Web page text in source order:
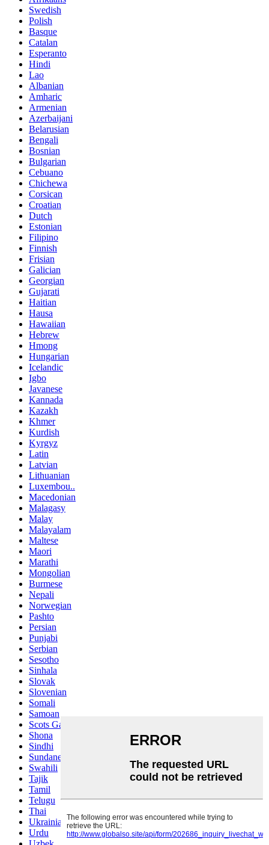
Swedish
Polish
Basque
Catalan
Esperanto
Hindi
Lao
Albanian
Amharic
Armenian
Azerbaijani
Belarusian
Bengali
Bosnian
Bulgarian
Cebuano
Chichewa
Corsican
Croatian
Dutch
Estonian
Filipino
Finnish
Frisian
Galician
Georgian
Gujarati
Haitian
Hausa
Hawaiian
Hebrew
Hmong
Hungarian
Icelandic
Igbo
Javanese
Kannada
Kazakh
Khmer
Kurdish
Kyrgyz
Latin
Latvian
Lithuanian
Luxembou..
Macedonian
Malagasy
Malay
Malayalam
Maltese
Maori
Marathi
Mongolian
Burmese
Nepali
Norwegian
Pashto
Persian
Punjabi
Serbian
Sesotho
Sinhala
Slovak
Slovenian
Somali
Samoan
Scots Gaelic
Shona
Sindhi
Sundanese
Swahili
Tajik
Tamil
Telugu
Thai
Ukrainian
Urdu